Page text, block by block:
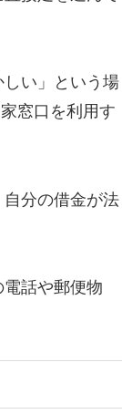
い」という場
窓口を利用す
分の借金が法
話や郵便物